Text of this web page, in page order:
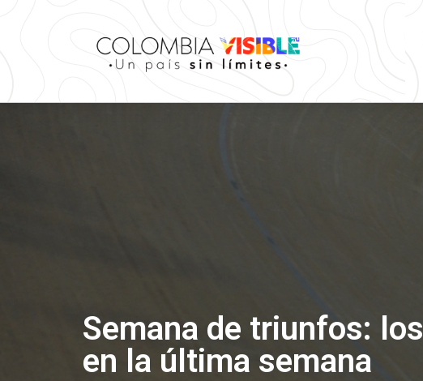
Semana de triunfos:
en la última semana